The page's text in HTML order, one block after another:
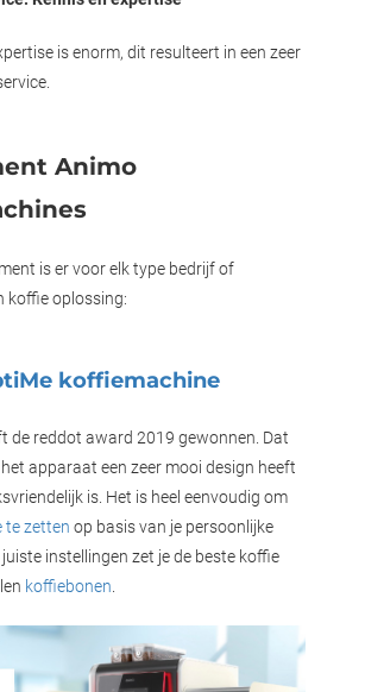
is enorm, dit resulteert in een zeer
Animo
is er voor elk type bedrijf of
koffie oplossing:
koffiemachine
de reddot award 2019 gewonnen. Dat
apparaat een zeer mooi design heeft
is. Het is heel eenvoudig om
te zetten op basis van je persoonlijke
instellingen zet je de beste koffie
koffiebonen